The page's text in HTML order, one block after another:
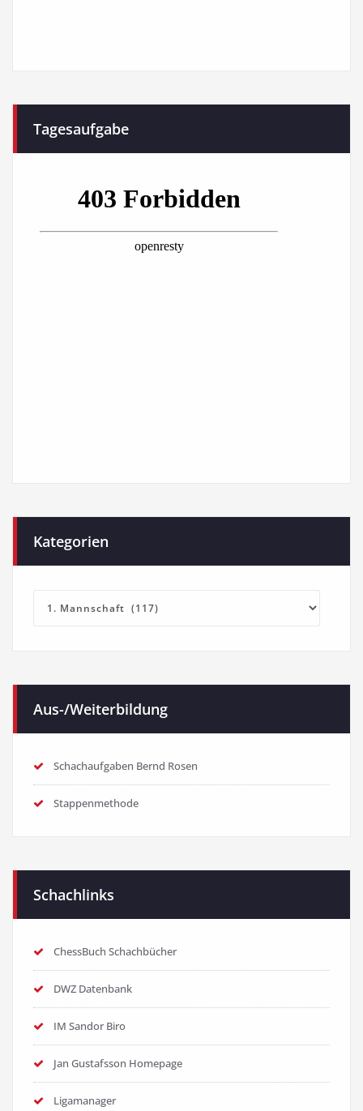
Tagesaufgabe
Kategorien
Aus-/Weiterbildung
Schachaufgaben Bernd Rosen
Stappenmethode
Schachlinks
ChessBuch Schachbücher
DWZ Datenbank
IM Sandor Biro
Jan Gustafsson Homepage
Ligamanager